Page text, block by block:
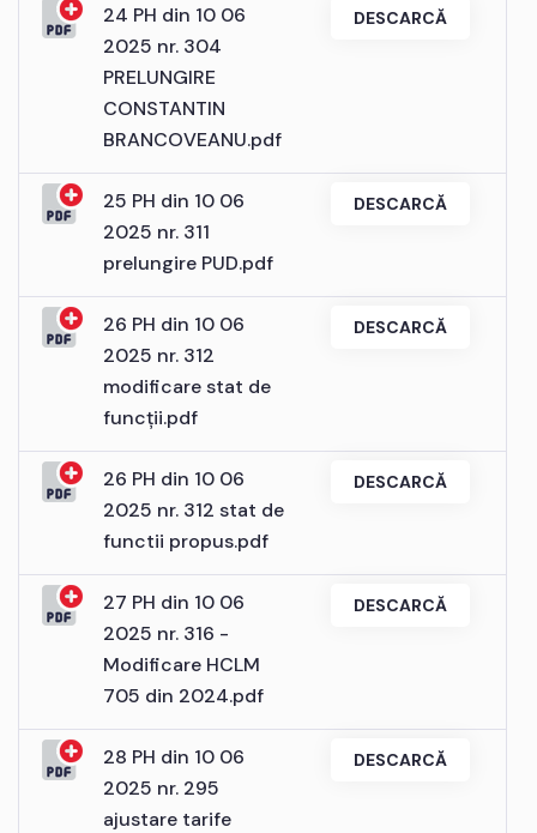
24 PH din 10 06
2025 nr. 304
PRELUNGIRE
CONSTANTIN
BRANCOVEANU.pdf
DESCARCĂ
25 PH din 10 06
2025 nr. 311
prelungire PUD.pdf
DESCARCĂ
26 PH din 10 06
2025 nr. 312
modificare stat de
funcții.pdf
DESCARCĂ
26 PH din 10 06
2025 nr. 312 stat de
functii propus.pdf
DESCARCĂ
27 PH din 10 06
2025 nr. 316 -
Modificare HCLM
705 din 2024.pdf
DESCARCĂ
28 PH din 10 06
2025 nr. 295
ajustare tarife
DESCARCĂ